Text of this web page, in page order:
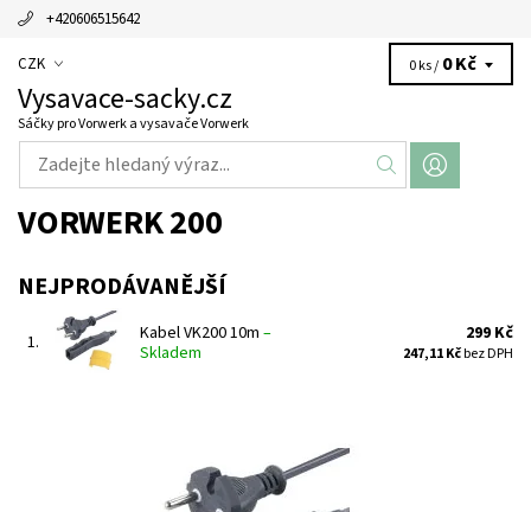
+420606515642
CZK
Vysavace-sacky.cz
Sáčky pro Vorwerk a vysavače Vorwerk
0 ks / 0 Kč
VORWERK 200
NEJPRODÁVANĚJŠÍ
1. Kabel VK200 10m –
Skladem
299 Kč
247,11 Kčbez DPH
Elektrický kabel pro typ vysavače Vorwerk Kobold VK 200 10